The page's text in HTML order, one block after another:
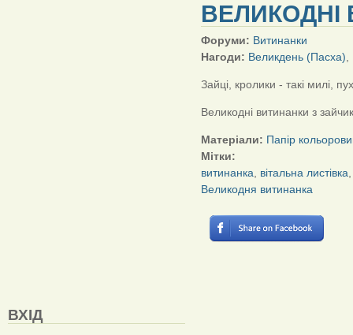
ВХІД
ВЕЛИКОДНІ
Форуми: Витинанки
Нагоди: Великдень (Пасха)
Зайці, кролики - такі милі,
Великодні витинанки з
Матеріали: Папір
Мітки:
витинанка
вітальна листівка
Великодня витинанка